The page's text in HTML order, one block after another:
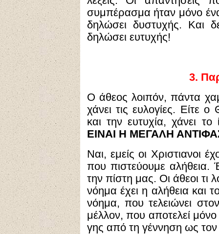
συμπέρασμα ήταν μόνο
δηλώσει δυστυχής. Και
δηλώσει ευτυχής!
3.
Ο άθεος λοιπόν, πάντα
χάνει τις ευλογίες. Είτε
και την ευτυχία, χάνει
ΕΙΝΑΙ Η ΜΕΓΑΛΗ
Ναι, εμείς οι Χριστιανοι
που πιστεύουμε αλήθεια.
την πίστη μας. Οι άθεοι τι
νόημα έχει η αλήθεια και
νόημα, που τελειώνει
μέλλον, που αποτελεί
γης από τη γέννηση ως